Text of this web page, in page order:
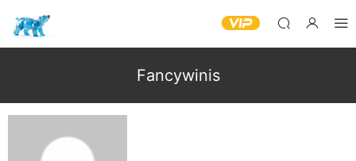
Fancywinis